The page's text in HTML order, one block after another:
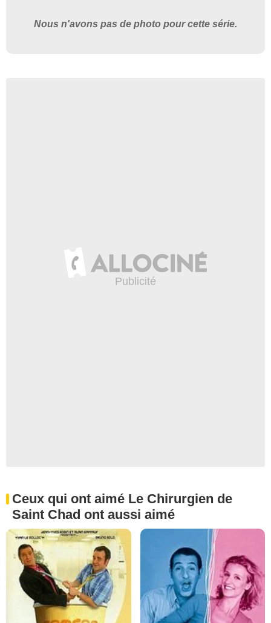
Nous n'avons pas de photo pour cette série.
Ceux qui ont aimé Le Chirurgien de
Saint Chad ont aussi aimé